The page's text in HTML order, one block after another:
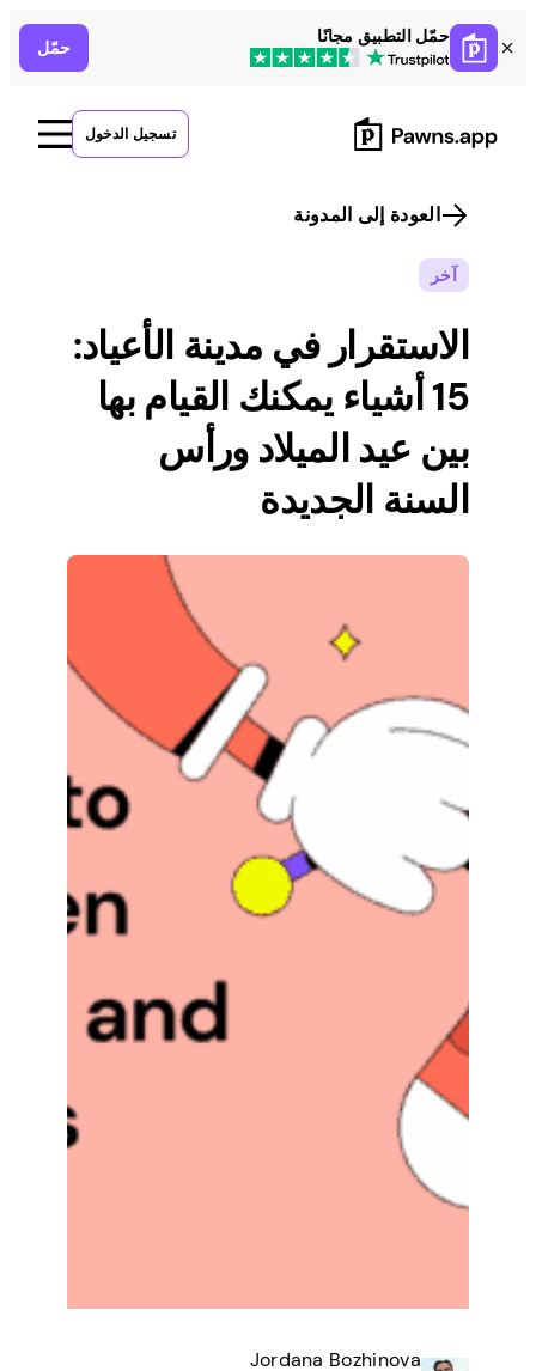
Skip
to
content
حمّل التطبيق مجانًا
حمّل
تسجيل الدخول
العودة إلى المدونة
آخر
الاستقرار في مدينة الأعياد:
15 أشياء يمكنك القيام بها
بين عيد الميلاد ورأس
السنة الجديدة
Jordana Bozhinova